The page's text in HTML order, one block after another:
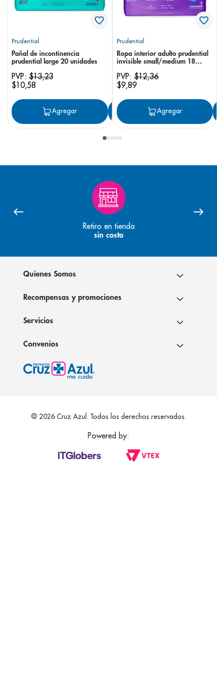
Prudential
Pañal de incontinencia
prudential large 20 unidades
PVP: $13,23
$10,58
Agregar Agregar
Prudential
Ropa interior adulto prudential
invisible small/medium 18
PVP:$12,36
$9,89
Agregar
Retiro en tienda
sin costo
Quienes Somos
Recompensas y promociones
Servicios
Convenios
© 2026 Cruz Azul. Todos los derechos reservados.
Powered by: